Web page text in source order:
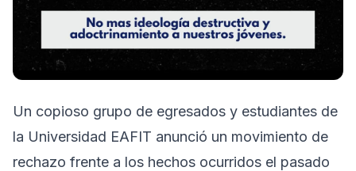
Un copioso grupo de egresados y estudiantes de
la Universidad EAFIT anunció un movimiento de
rechazo frente a los hechos ocurridos el pasado